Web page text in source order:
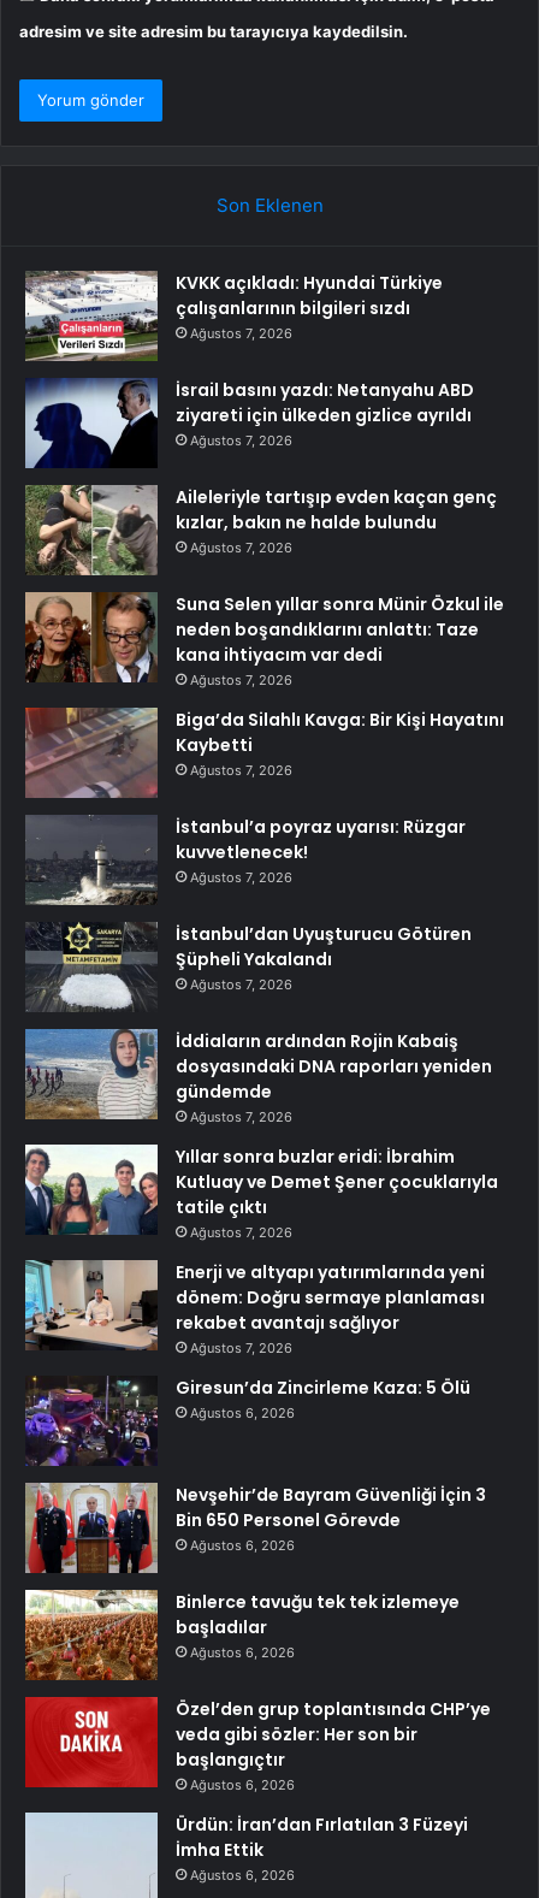
adresim ve site adresim bu tarayıcıya kaydedilsin.
Son Eklenen
KVKK açıkladı: Hyundai Türkiye
çalışanlarının bilgileri sızdı
Ağustos 7, 2026
İsrail basını yazdı: Netanyahu ABD
ziyareti için ülkeden gizlice ayrıldı
Ağustos 7, 2026
Aileleriyle tartışıp evden kaçan genç
kızlar, bakın ne halde bulundu
Ağustos 7, 2026
Suna Selen yıllar sonra Münir Özkul ile
neden boşandıklarını anlattı: Taze
kana ihtiyacım var dedi
Ağustos 7, 2026
Biga’da Silahlı Kavga: Bir Kişi Hayatını
Kaybetti
Ağustos 7, 2026
İstanbul’a poyraz uyarısı: Rüzgar
kuvvetlenecek!
Ağustos 7, 2026
İstanbul’dan Uyuşturucu Götüren
Şüpheli Yakalandı
Ağustos 7, 2026
İddiaların ardından Rojin Kabaiş
dosyasındaki DNA raporları yeniden
gündemde
Ağustos 7, 2026
Yıllar sonra buzlar eridi: İbrahim
Kutluay ve Demet Şener çocuklarıyla
tatile çıktı
Ağustos 7, 2026
Enerji ve altyapı yatırımlarında yeni
dönem: Doğru sermaye planlaması
rekabet avantajı sağlıyor
Ağustos 7, 2026
Giresun’da Zincirleme Kaza: 5 Ölü
Ağustos 6, 2026
Nevşehir’de Bayram Güvenliği İçin 3
Bin 650 Personel Görevde
Ağustos 6, 2026
Binlerce tavuğu tek tek izlemeye
başladılar
Ağustos 6, 2026
Özel’den grup toplantısında CHP’ye
veda gibi sözler: Her son bir
başlangıçtır
Ağustos 6, 2026
Ürdün: İran’dan Fırlatılan 3 Füzeyi
İmha Ettik
Ağustos 6, 2026